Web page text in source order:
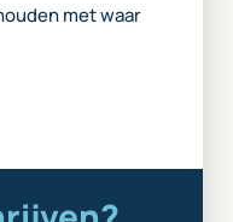
met waar